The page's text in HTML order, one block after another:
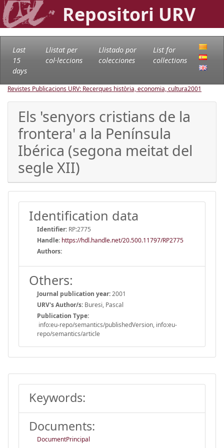
Repositori URV
Last
15
days
Llistat per
col·leccions
Llistado por
colecciones
List for
collections
Revistes Publicacions URV: Recerques història, economia, cultura2001
Els 'senyors cristians de la
frontera' a la Península
Ibérica (segona meitat del
segle XII)
Identification data
Identifier: RP:2775
Handle: https://hdl.handle.net/20.500.11797/RP2775
Authors:
Others:
Journal publication year:2001
URV's Author/s: Buresi, Pascal
Publication Type:
info:eu-repo/semantics/publishedVersion, info:eu-
repo/semantics/article
Keywords:
Documents:
DocumentPrincipal